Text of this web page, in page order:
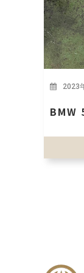
2023
BMW